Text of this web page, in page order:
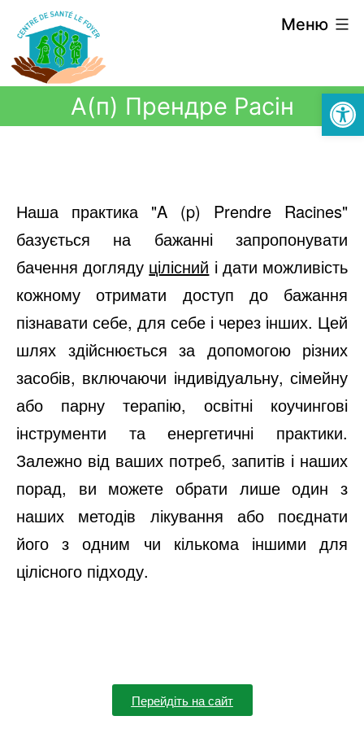
Меню
А(п) Прендре Расін
Наша практика "A (p) Prendre Racines"
базується на бажанні запропонувати
бачення догляду цілісний і дати можливість
кожному отримати доступ до бажання
пізнавати себе, для себе і через інших. Цей
шлях здійснюється за допомогою різних
засобів, включаючи індивідуальну, сімейну
або парну терапію, освітні коучингові
інструменти та енергетичні практики.
Залежно від ваших потреб, запитів і наших
порад, ви можете обрати лише один з
наших методів лікування або поєднати
його з одним чи кількома іншими для
цілісного підходу.
Перейдіть на сайт